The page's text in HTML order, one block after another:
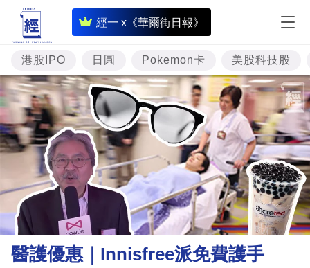
經一 x《華爾街日報》
即
時
財
經
專
題
投
資
樓
市
理
港股IPO 日圓 Pokemon卡 美股科技股
醫護優惠｜Innisfree派免費護手